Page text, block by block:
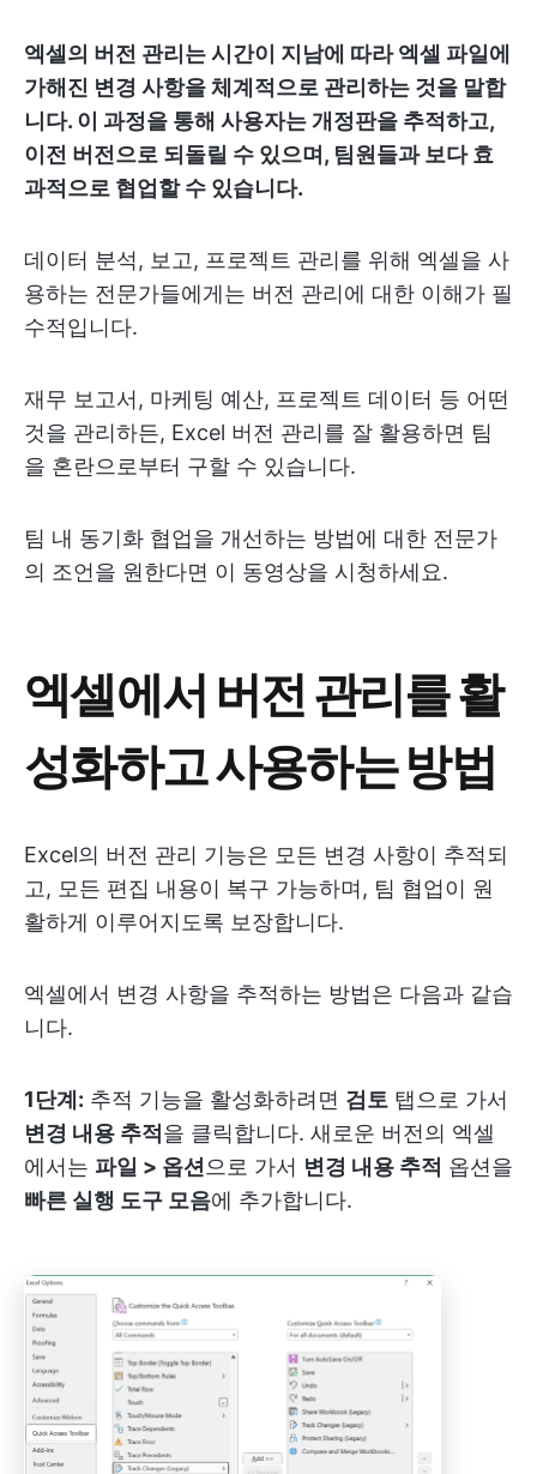
엑셀의 버전 관리는 시간이 지남에 따라 엑셀 파일에
가해진 변경 사항을 체계적으로 관리하는 것을 말합
니다. 이 과정을 통해 사용자는 개정판을 추적하고,
이전 버전으로 되돌릴 수 있으며, 팀원들과 보다 효
과적으로 협업할 수 있습니다.
데이터 분석, 보고, 프로젝트 관리를 위해 엑셀을 사
용하는 전문가들에게는 버전 관리에 대한 이해가 필
수적입니다.
재무 보고서, 마케팅 예산, 프로젝트 데이터 등 어떤
것을 관리하든, Excel 버전 관리를 잘 활용하면 팀
을 혼란으로부터 구할 수 있습니다.
팀 내 동기화 협업을 개선하는 방법에 대한 전문가
의 조언을 원한다면 이 동영상을 시청하세요.
엑셀에서 버전 관리를 활
성화하고 사용하는 방법
Excel의 버전 관리 기능은 모든 변경 사항이 추적되
고, 모든 편집 내용이 복구 가능하며, 팀 협업이 원
활하게 이루어지도록 보장합니다.
엑셀에서 변경 사항을 추적하는 방법은 다음과 같습
니다.
1단계: 추적 기능을 활성화하려면 검토 탭으로 가서
변경 내용 추적 을 클릭합니다. 새로운 버전의 엑셀
에서는 파일 > 옵션 으로 가서 변경 내용 추적 옵션을
빠른 실행 도구 모음에 추가합니다.